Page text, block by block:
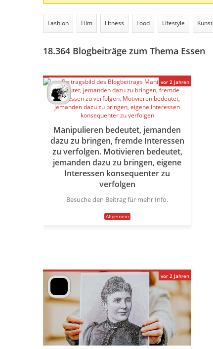
Fashion Film Fitness Food Lifestyle Kunst
18.364 Blogbeiträge zum Thema Essen
Manipulieren bedeutet, jemanden
dazu zu bringen, fremde Interessen
zu verfolgen. Motivieren bedeutet,
jemanden dazu zu bringen, eigene
Interessen konsequenter zu
verfolgen
Besuche den Beitrag für mehr Info.
Allgemein
vor 2 Jahren
vor 2 Jahren